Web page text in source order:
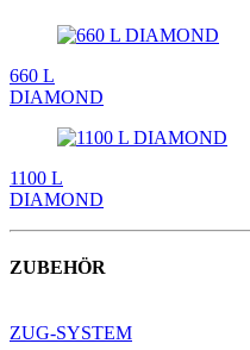
660 L
DIAMOND
1100 L
DIAMOND
ZUBEHÖR
ZUG-SYSTEM